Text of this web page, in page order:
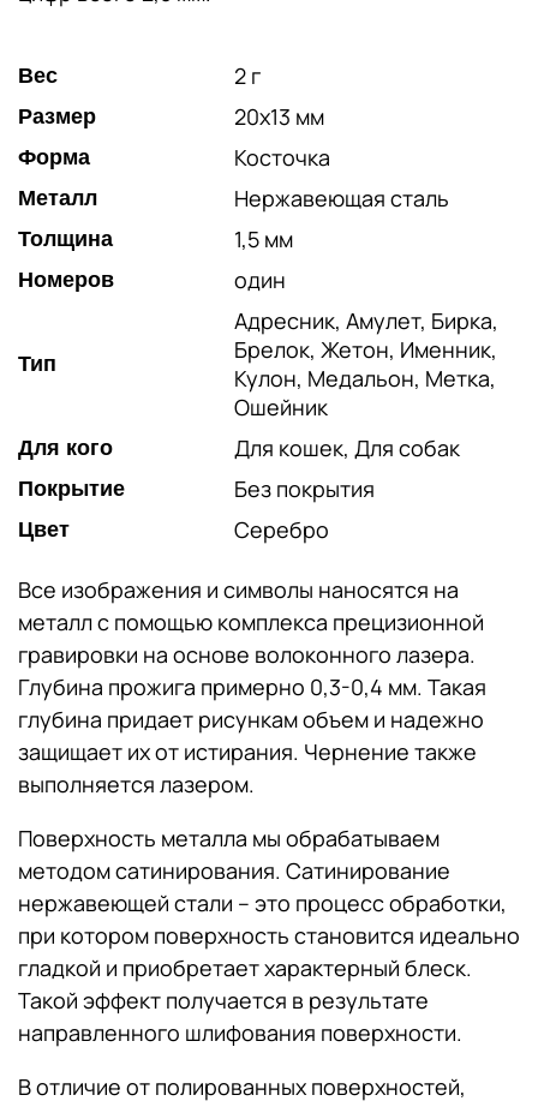
Вес 2 г
Размер 20х13 мм
Форма Косточка
Металл Нержавеющая сталь
Толщина 1,5 мм
Номеров один
Тип
Адресник, Амулет, Бирка,
Брелок, Жетон, Именник,
Кулон, Медальон, Метка,
Ошейник
Для кого Для кошек, Для собак
Покрытие Без покрытия
Цвет Серебро
Все изображения и символы наносятся на
металл с помощью комплекса прецизионной
гравировки на основе волоконного лазера.
Глубина прожига примерно 0,3-0,4 мм. Такая
глубина придает рисункам объем и надежно
защищает их от истирания. Чернение также
выполняется лазером.
Поверхность металла мы обрабатываем
методом сатинирования. Сатинирование
нержавеющей стали – это процесс обработки,
при котором поверхность становится идеально
гладкой и приобретает характерный блеск.
Такой эффект получается в результате
направленного шлифования поверхности.
В отличие от полированных поверхностей,